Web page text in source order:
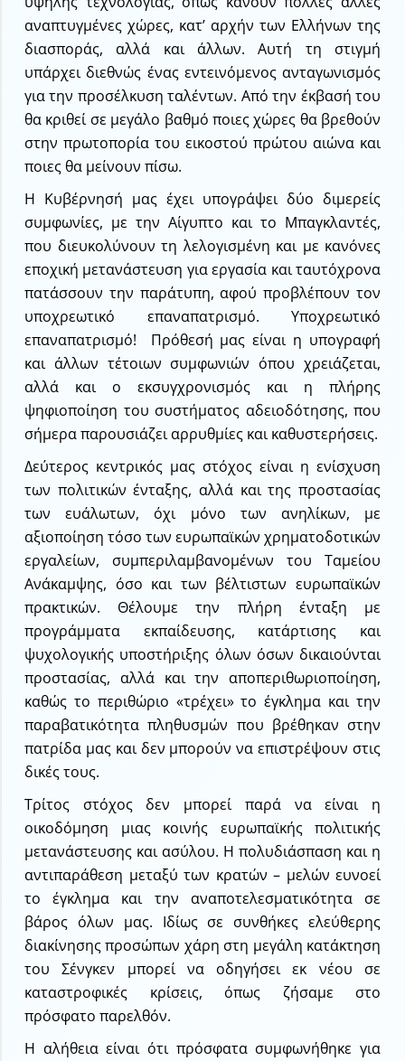
αναπτυγμένες χώρες, κατ’ αρχήν των Ελλήνων της
διασποράς, αλλά και άλλων. Αυτή τη στιγμή
υπάρχει διεθνώς ένας εντεινόμενος ανταγωνισμός
για την προσέλκυση ταλέντων. Από την έκβασή του
θα κριθεί σε μεγάλο βαθμό ποιες χώρες θα βρεθούν
στην πρωτοπορία του εικοστού πρώτου αιώνα και
ποιες θα μείνουν πίσω.
Η Κυβέρνησή μας έχει υπογράψει δύο διμερείς
συμφωνίες, με την Αίγυπτο και το Μπαγκλαντές,
που διευκολύνουν τη λελογισμένη και με κανόνες
εποχική μετανάστευση για εργασία και ταυτόχρονα
πατάσσουν την παράτυπη, αφού προβλέπουν τον
υποχρεωτικό επαναπατρισμό. Υποχρεωτικό
επαναπατρισμό! Πρόθεσή μας είναι η υπογραφή
και άλλων τέτοιων συμφωνιών όπου χρειάζεται,
αλλά και ο εκσυγχρονισμός και η πλήρης
ψηφιοποίηση του συστήματος αδειοδότησης, που
σήμερα παρουσιάζει αρρυθμίες και καθυστερήσεις.
Δεύτερος κεντρικός μας στόχος είναι η ενίσχυση
των πολιτικών ένταξης, αλλά και της προστασίας
των ευάλωτων, όχι μόνο των ανηλίκων, με
αξιοποίηση τόσο των ευρωπαϊκών χρηματοδοτικών
εργαλείων, συμπεριλαμβανομένων του Ταμείου
Ανάκαμψης, όσο και των βέλτιστων ευρωπαϊκών
πρακτικών. Θέλουμε την πλήρη ένταξη με
προγράμματα εκπαίδευσης, κατάρτισης και
ψυχολογικής υποστήριξης όλων όσων δικαιούνται
προστασίας, αλλά και την αποπεριθωριοποίηση,
καθώς το περιθώριο «τρέχει» το έγκλημα και την
παραβατικότητα πληθυσμών που βρέθηκαν στην
πατρίδα μας και δεν μπορούν να επιστρέψουν στις
δικές τους.
Τρίτος στόχος δεν μπορεί παρά να είναι η
οικοδόμηση μιας κοινής ευρωπαϊκής πολιτικής
μετανάστευσης και ασύλου. Η πολυδιάσπαση και η
αντιπαράθεση μεταξύ των κρατών – μελών ευνοεί
το έγκλημα και την αναποτελεσματικότητα σε
βάρος όλων μας. Ιδίως σε συνθήκες ελεύθερης
διακίνησης προσώπων χάρη στη μεγάλη κατάκτηση
του Σένγκεν μπορεί να οδηγήσει εκ νέου σε
καταστροφικές κρίσεις, όπως ζήσαμε στο
πρόσφατο παρελθόν.
Η αλήθεια είναι ότι πρόσφατα συμφωνήθηκε για